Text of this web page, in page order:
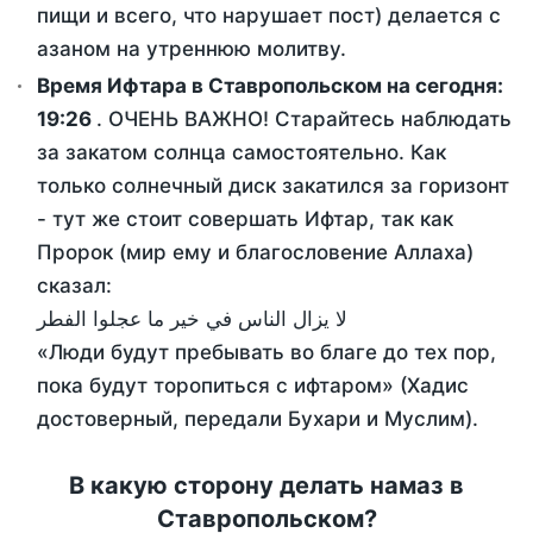
пищи и всего, что нарушает пост) делается с
азаном на утреннюю молитву.
Время Ифтара в Ставропольском на сегодня:
19:26 . ОЧЕНЬ ВАЖНО! Старайтесь наблюдать
за закатом солнца самостоятельно. Как
только солнечный диск закатился за горизонт
- тут же стоит совершать Ифтар, так как
Пророк (мир ему и благословение Аллаха)
сказал:
لا يزال الناس في خير ما عجلوا الفطر
«Люди будут пребывать во благе до тех пор,
пока будут торопиться с ифтаром» (Хадис
достоверный, передали Бухари и Муслим).
В какую сторону делать намаз в
Ставропольском?